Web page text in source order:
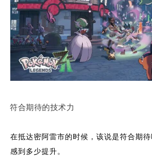
符合期待的技术力
在抵达密阿雷市的时候，该说是符合期
感到多少提升。